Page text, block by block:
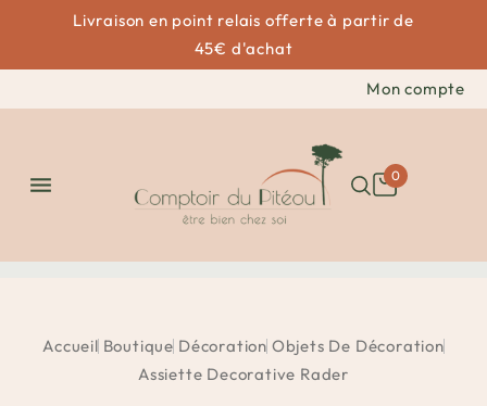
Livraison en point relais offerte à partir de
45€ d'achat
Mon compte
 0
Accueil Boutique Décoration Objets De Décoration
Assiette Decorative Rader